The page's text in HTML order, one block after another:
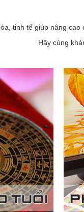
tinh tế giúp nâng
Hãy cùng